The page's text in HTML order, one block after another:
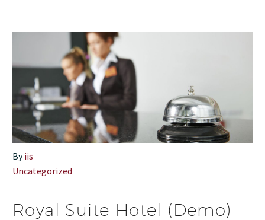
Byiis
Uncategorized
Royal Suite Hotel (Demo)